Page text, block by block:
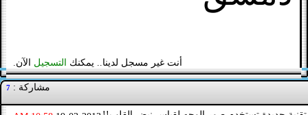
أنت غير مسجل لدينا.. يمكنك التسجيل الآن.
مشاركة : 7